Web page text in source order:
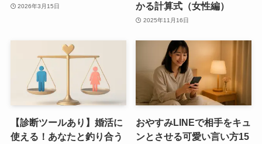
2026年3月15日
かる計算式（女性編）
2025年11月16日
【診断ツールあり】婚活に
使える！あなたと釣り合う
おやすみLINEで相手をキュ
ンとさせる可愛い言い方15